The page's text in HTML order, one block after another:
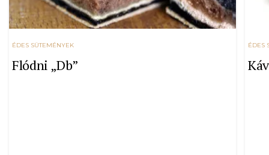
ÉDES SÜTEMÉNYEK
Flódni „Db”
ÉDES